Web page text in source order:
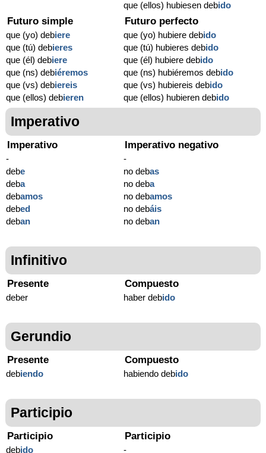
que (ellos) hubiesen debido
Futuro simple
que (yo) debiere
que (tú) debieres
que (él) debiere
que (ns) debiéremos
que (vs) debiereis
que (ellos) debieren
Futuro perfecto
que (yo) hubiere debido
que (tú) hubieres debido
que (él) hubiere debido
que (ns) hubiéremos debido
que (vs) hubiereis debido
que (ellos) hubieren debido
Imperativo
Imperativo
-
debe
deba
debamos
debed
deban
Imperativo negativo
-
no debas
no deba
no debamos
no debáis
no deban
Infinitivo
Presente
deber
Compuesto
haber debido
Gerundio
Presente
debiendo
Compuesto
habiendo debido
Participio
Participio
debido
Participio
-